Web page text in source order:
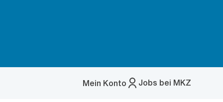
Jobs bei MKZ
Mein Konto
Menü